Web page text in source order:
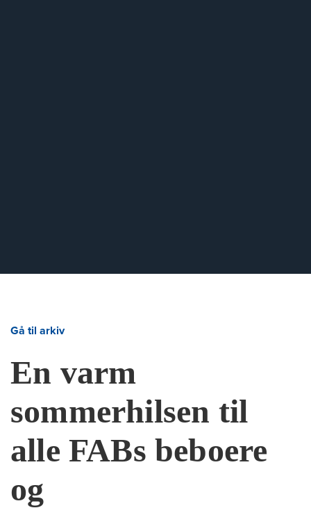
Gå til arkiv
En varm
sommerhilsen til
alle FABs beboere
og